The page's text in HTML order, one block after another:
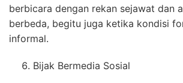
berbicara dengan rekan sejawat dan
berbeda, begitu juga ketika kondisi
informal.
Bijak Bermedia Sosial